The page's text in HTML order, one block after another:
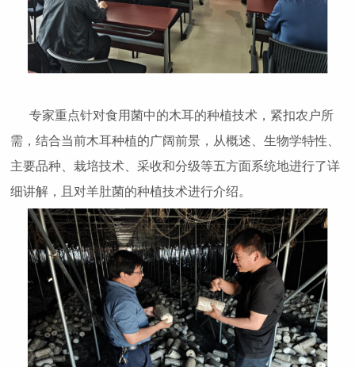
专家重点针对食用菌中的木耳的种植技术，紧扣农户所
需，结合当前木耳种植的广阔前景，从概述、生物学特性、
主要品种、栽培技术、采收和分级等五方面系统地进行了详
细讲解，且对羊肚菌的种植技术进行介绍。